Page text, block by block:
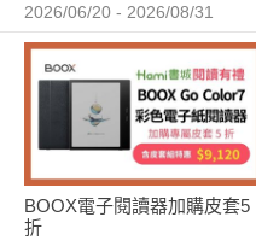
2026/06/20 - 2026/08/31
BOOX電子閱讀器加購皮套5
折